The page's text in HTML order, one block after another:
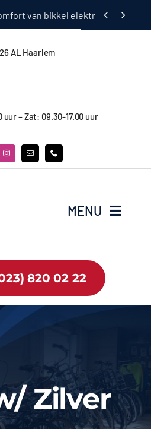
van bikkel elektrische fietsen
 
AL Haarlem
uur – Zat: 09.30-17.00 uur
MENU
820 02 22
Zilver